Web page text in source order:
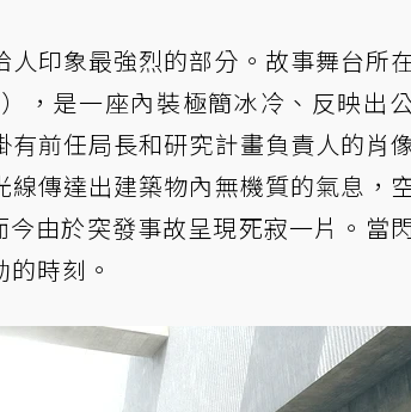
印象最強烈的部分。故事舞台所
，是一座內裝極簡冰冷、反映出
前任局長和研究計畫負責人的肖
傳達出建築物內無機質的氣息，
由於突發事故呈現死寂一片。當
時刻。